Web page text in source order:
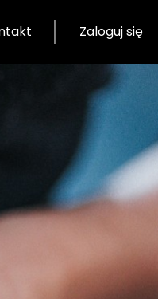
Zaloguj się